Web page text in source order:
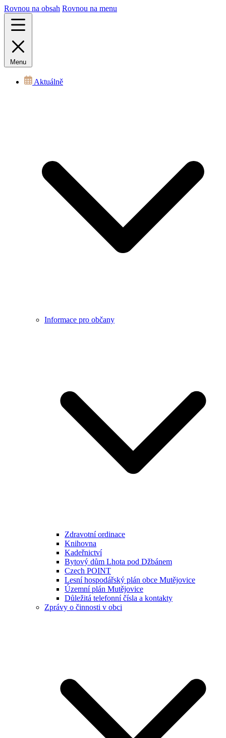
Rovnou na obsah Rovnou na menu
Menu
Aktuálně
Informace pro občany
Zdravotní ordinace
Knihovna
Kadeřnictví
Bytový dům Lhota pod Džbánem
Czech POINT
Lesní hospodářský plán obce Mutějovice
Územní plán Mutějovice
Důležitá telefonní čísla a kontakty
Zprávy o činnosti v obci